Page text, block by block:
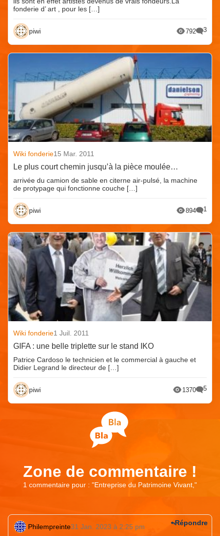
fonderie d’ art , pour les […]
piwi 792 3
Wiki fonderie15 Mar. 2011
Le plus court chemin jusqu’à la pièce moulée…
arrivée du camion de sable en citerne air-pulsé, la machine
de protypage qui fonctionne couche […]
piwi 894 1
Wiki fonderie1 Juil. 2011
GIFA : une belle triplette sur le stand IKO
Patrice Cardoso le technicien et le commercial à gauche et
Didier Legrand le directeur de […]
piwi 1370 5
Zone de commentaire !
1 commentaire pour : "Entreprise du Patrimoine Vivant, "
Philempreinte31 Jan. 2023 à 2:25 pm Répondre